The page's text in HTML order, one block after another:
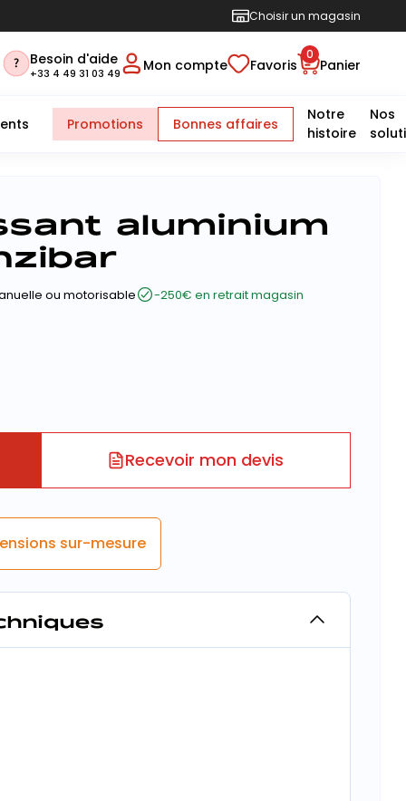
Choisir un magasin
Besoin d'aide
+33 4 49 31 03 49 Mon compte Favoris
0
Panier
Promotions Bonnes affaires
Notre
histoire
Nos
aluminium
ou motorisable -250€ en retrait magasin
Recevoir mon devis
sur-mesure